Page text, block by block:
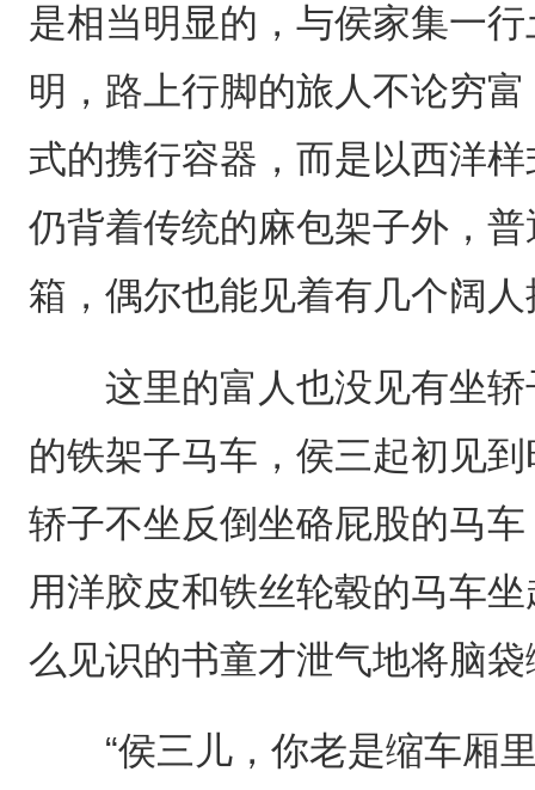
是相当明显的，与侯家集一
明，路上行脚的旅人不论穷
式的携行容器，而是以西洋
仍背着传统的麻包架子外，
箱，偶尔也能见着有几个阔
这里的富人也没见有坐轿
的铁架子马车，侯三起初见
轿子不坐反倒坐硌屁股的马
用洋胶皮和铁丝轮毂的马车
么见识的书童才泄气地将脑
“侯三儿，你老是缩车厢里